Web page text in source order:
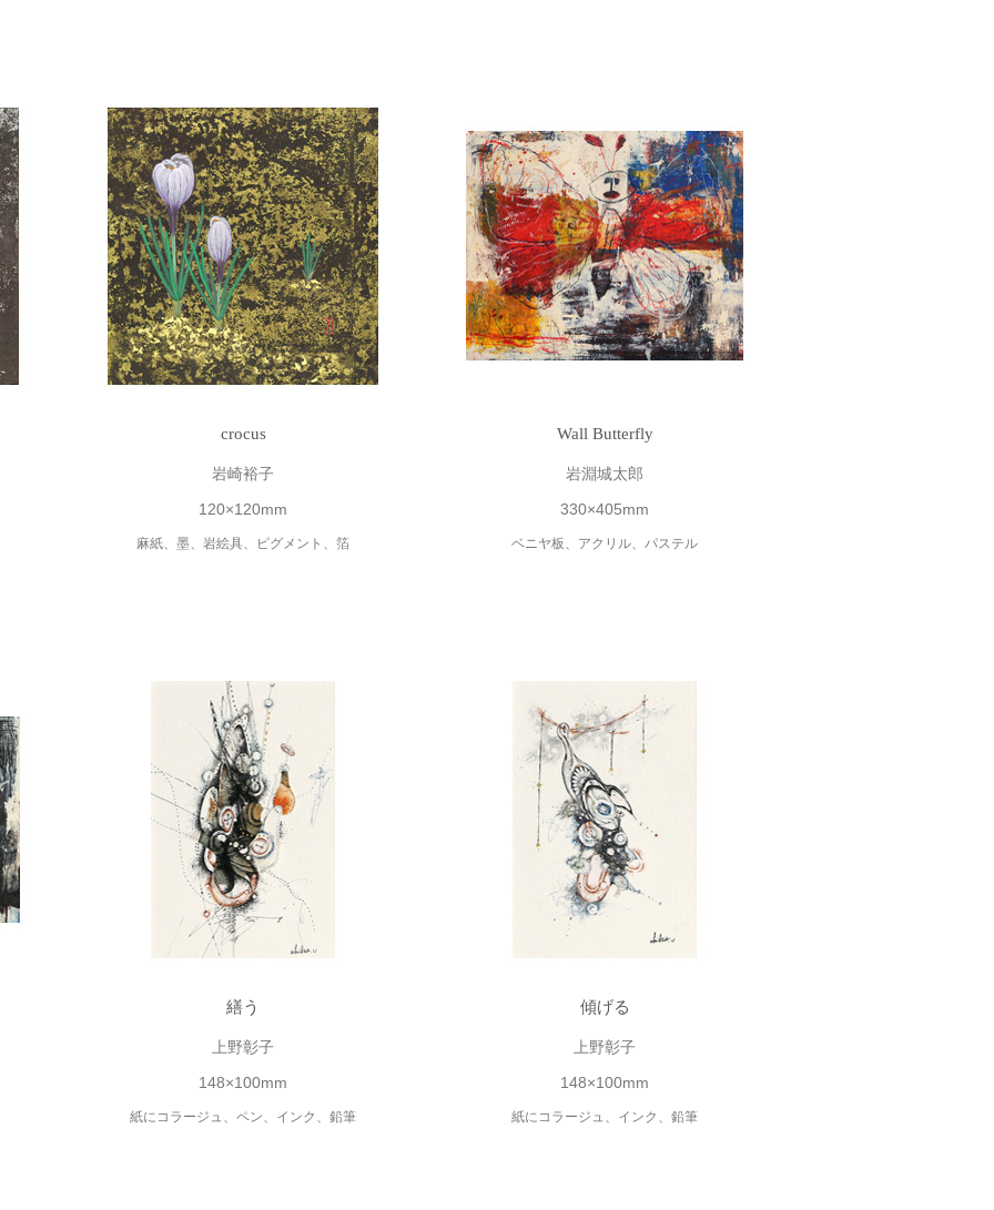
crocus
岩崎裕子
120×120mm
麻紙、墨、岩絵具、ピグメント、箔
Wall Butterfly
岩淵城太郎
330×405mm
ベニヤ板、アクリル、パステル
繕う
上野彰子
148×100mm
紙にコラージュ、ペン、インク、鉛筆
傾げる
上野彰子
148×100mm
紙にコラージュ、インク、鉛筆